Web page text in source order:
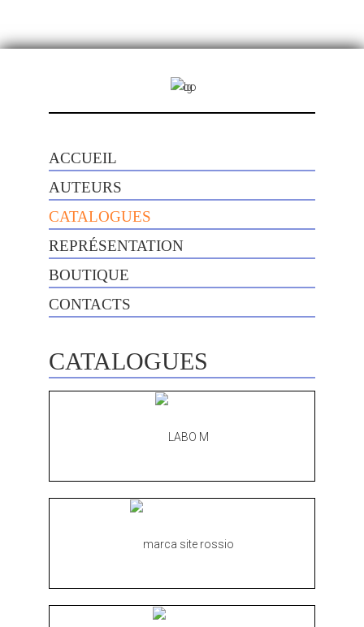
ACCUEIL
AUTEURS
CATALOGUES
REPRÉSENTATION
BOUTIQUE
CONTACTS
CATALOGUES